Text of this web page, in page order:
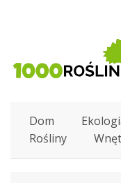
Dom
Rośliny